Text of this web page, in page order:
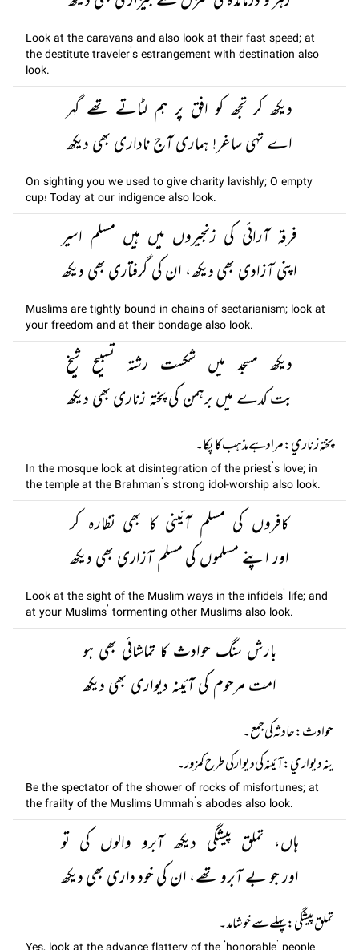
Look at the caravans and also look at their fast speed; at
the destitute traveler’s estrangement with destination also
look.
دیکھ کر تجھ کو افق پر ہم لٹاتے تھے گہر
اے تہی ساغر! ہماری آج ناداری بھی دیکھ
On sighting you we used to give charity lavishly; O empty
cup! Today at our indigence also look.
فرقہ آرائی کی زنجیروں میں ہیں مسلم اسیر
اپنی آزادی بھی دیکھ، ان کی گرفتاری بھی دیکھ
Muslims are tightly bound in chains of sectarianism; look at
your freedom and at their bondage also look.
دیکھ مسجد میں شکست رشتہ تسبیح شیخ
بت کدے میں برہمن کی پختہ زناری بھی دیکھ
پختہ زناري: مراد ہے مذہب کا پکا۔
In the mosque look at disintegration of the priest’s love; in
the temple at the Brahman’s strong idol-worship also look.
کافروں کی مسلم آئینی کا بھی نظارہ کر
اور اپنے مسلموں کی مسلم آزاری بھی دیکھ
Look at the sight of the Muslim ways in the infidels’ life; and
at your Muslims’ tormenting other Muslims also look.
بارش سنگ حوادث کا تماشائی بھی ہو
امت مرحوم کی آئینہ دیواری بھی دیکھ
ينہ ديواري: آئینہ کی دیوار کی طرح کمزور ۔
Be the spectator of the shower of rocks of misfortunes; at
the frailty of the Muslims Ummah’s abodes also look.
ہاں، تملق پیشگی دیکھ آبرو والوں کی تو
اور جو بے آبرو تھے، ان کی خود داری بھی دیکھ
تملق پيشگي: پہلے سے خوشامد۔